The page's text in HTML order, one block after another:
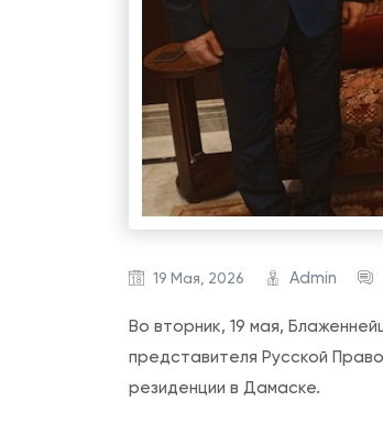
19 Мая, 2026 Admin
Во вторник, 19 мая,
представителя Русской
резиденции в Дамаске.